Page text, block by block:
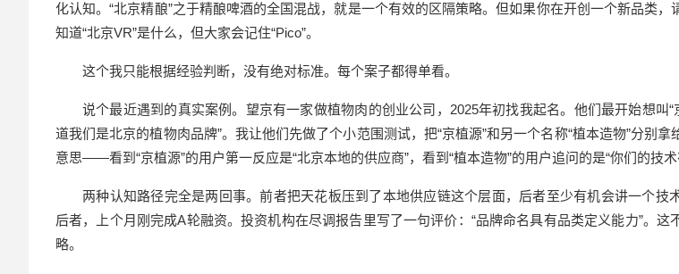
化认知。“北京精酿”之于精酿啤酒的全国混战，就是一个有效的区隔策略。但如果你在开创一个新品类，
知道“北京VR”是什么，但大家会记住“Pico”。
这个我只能根据经验判断，没有绝对标准。每个案子都得单看。
说个最近遇到的真实案例。望京有一家做植物肉的创业公司，2025年初找我起名。他们最开始想叫“
道我们是北京的植物肉品牌”。我让他们先做了个小范围测试，把“京植源”和另一个名称“植本造物”分别
意思——看到“京植源”的用户第一反应是“北京本地的供应商”，看到“植本造物”的用户追问的是“你们的技术
两种认知路径完全是两回事。前者把天花板压到了本地供应链这个层面，后者至少有机会讲一个技
后者，上个月刚完成A轮融资。投资机构在尽调报告里写了一句评价：“品牌命名具有品类定义能力”。这
略。